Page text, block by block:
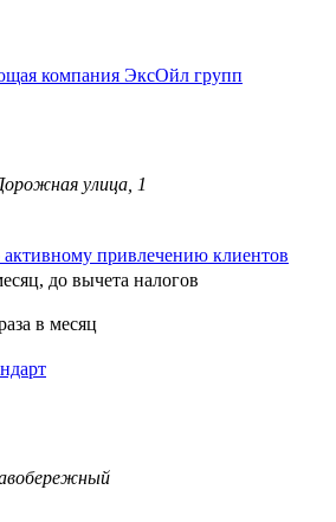
компания ЭксОйл групп
улица, 1
привлечению клиентов
до вычета налогов
в месяц